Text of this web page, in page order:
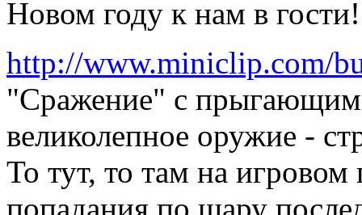
Новом году к нам в гости!
http://www.miniclip.com/
"Сражение" с
великолепное оружие -
То тут, то там на
попадания по шару